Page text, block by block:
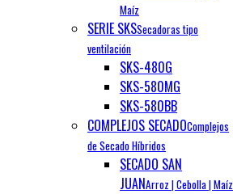
Maíz
SERIE SKSSecadoras tipo
ventilación
SKS-480G
SKS-580MG
SKS-580BB
COMPLEJOS SECADOComplejos
de Secado Híbridos
SECADO SAN
JUANArroz | Cebolla | Maíz